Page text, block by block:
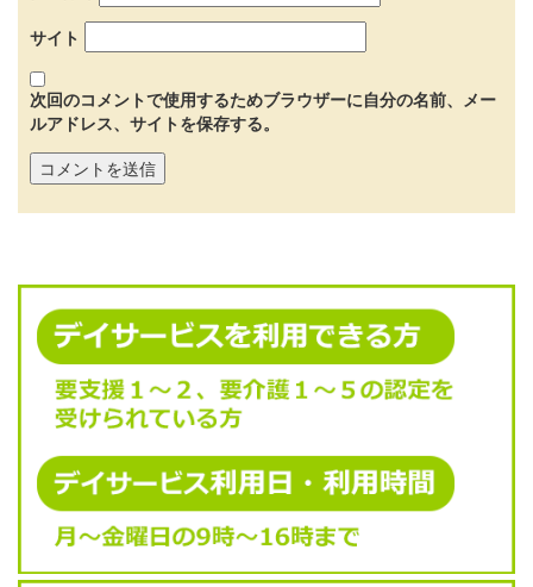
サイト
次回のコメントで使用するためブラウザーに自分の名前、メー
ルアドレス、サイトを保存する。